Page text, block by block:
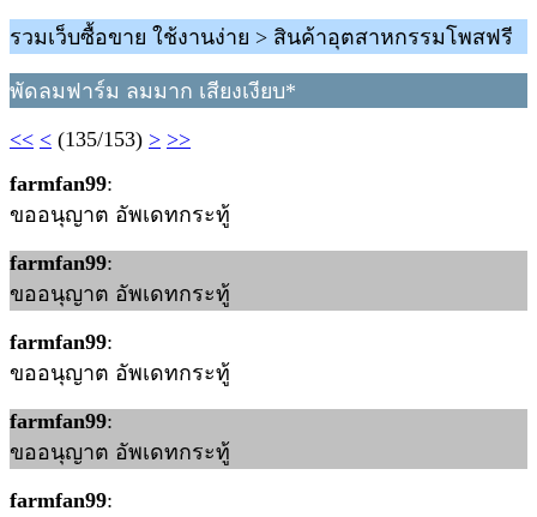
รวมเว็บซื้อขาย ใช้งานง่าย > สินค้าอุตสาหกรรมโพสฟรี
พัดลมฟาร์ม ลมมาก เสียงเงียบ*
<< < (135/153) > >>
farmfan99:
ขออนุญาต อัพเดทกระทู้
farmfan99:
ขออนุญาต อัพเดทกระทู้
farmfan99:
ขออนุญาต อัพเดทกระทู้
farmfan99:
ขออนุญาต อัพเดทกระทู้
farmfan99: